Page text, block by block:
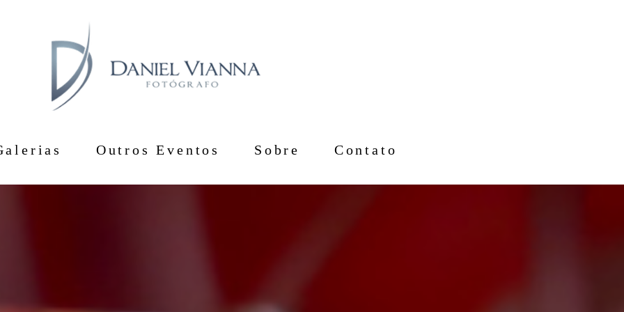
Outros Eventos Sobre Contato